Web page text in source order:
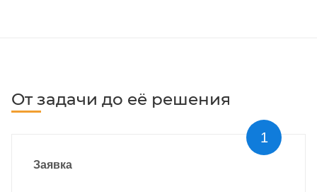
От задачи до её решения
Заявка
1